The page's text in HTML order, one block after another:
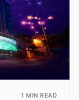
1 MIN READ